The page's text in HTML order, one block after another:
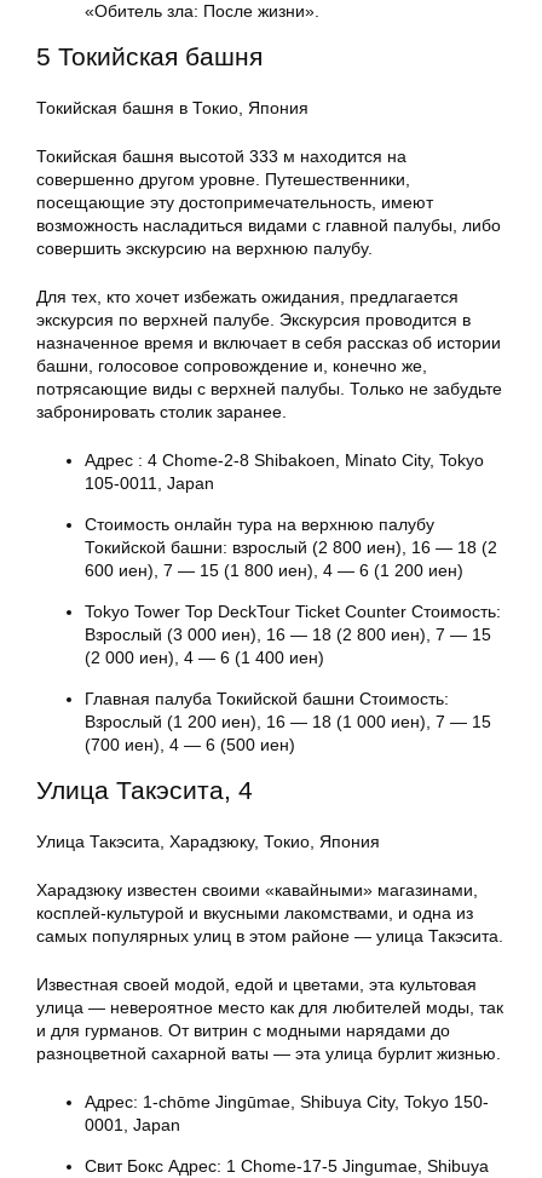
«Обитель зла: После жизни».
5 Токийская башня
Токийская башня в Токио, Япония
Токийская башня высотой 333 м находится на
совершенно другом уровне. Путешественники,
посещающие эту достопримечательность, имеют
возможность насладиться видами с главной палубы, либо
совершить экскурсию на верхнюю палубу.
Для тех, кто хочет избежать ожидания, предлагается
экскурсия по верхней палубе. Экскурсия проводится в
назначенное время и включает в себя рассказ об истории
башни, голосовое сопровождение и, конечно же,
потрясающие виды с верхней палубы. Только не забудьте
забронировать столик заранее.
Адрес : 4 Chome-2-8 Shibakoen, Minato City, Tokyo
105-0011, Japan
Стоимость онлайн тура на верхнюю палубу
Токийской башни: взрослый (2 800 иен), 16 — 18 (2
600 иен), 7 — 15 (1 800 иен), 4 — 6 (1 200 иен)
Tokyo Tower Top DeckTour Ticket Counter Стоимость:
Взрослый (3 000 иен), 16 — 18 (2 800 иен), 7 — 15
(2 000 иен), 4 — 6 (1 400 иен)
Главная палуба Токийской башни Стоимость:
Взрослый (1 200 иен), 16 — 18 (1 000 иен), 7 — 15
(700 иен), 4 — 6 (500 иен)
Улица Такэсита, 4
Улица Такэсита, Харадзюку, Токио, Япония
Харадзюку известен своими «кавайными» магазинами,
косплей-культурой и вкусными лакомствами, и одна из
самых популярных улиц в этом районе — улица Такэсита.
Известная своей модой, едой и цветами, эта культовая
улица — невероятное место как для любителей моды, так
и для гурманов. От витрин с модными нарядами до
разноцветной сахарной ваты — эта улица бурлит жизнью.
Адрес: 1-chōme Jingūmae, Shibuya City, Tokyo 150-
0001, Japan
Свит Бокс Адрес: 1 Chome-17-5 Jingumae, Shibuya